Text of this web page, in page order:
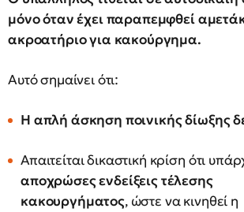
μόνο όταν έχει παραπεμφθεί
ακροατήριο για κακούργημα.
Αυτό σημαίνει ότι:
Η απλή άσκηση ποινικής δίωξης
Απαιτείται δικαστική κρίση ότι
αποχρώσες ενδείξεις τέλεσης
κακουργήματος, ώστε να κινηθεί η